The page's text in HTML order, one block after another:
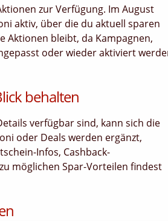
zur Verfügung. Im August
aktiv, über die du aktuell sparen
Aktionen bleibt, da Kampagnen,
oder wieder aktiviert
behalten
verfügbar sind, kann sich die
oder Deals werden ergänzt,
Infos, Cashback-
möglichen Spar-Vorteilen findest